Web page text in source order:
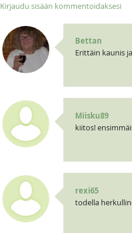
Kirjaudu sisään kommentoidaksesi
Bettan
Erittäin kaunis
Miisku89
kiitos!
rexi65
todella